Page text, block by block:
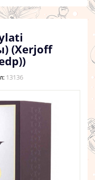
(Xerjoff
13136